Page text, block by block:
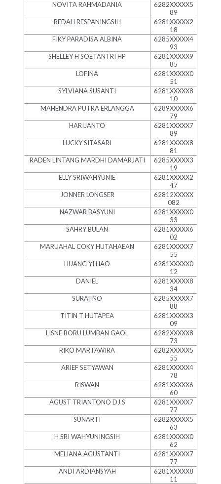
NOVITA RAHMADANIA
6282XXXXX5
89
REDAH RESPANINGSIH
6281XXXXX2
18
FIKY PARADISA ALBINA
6285XXXXX4
93
SHELLEY H SOETANTRI HP
6281XXXXX9
85
LOFINA
6281XXXXX0
51
SYLVIANA SUSANTI
6281XXXXX8
10
MAHENDRA PUTRA ERLANGGA
6289XXXXX6
79
HARIJANTO
6281XXXXX7
89
LUCKY SITASARI
6281XXXXX8
81
RADEN LINTANG MARDHI DAMARJATI
6285XXXXX3
19
ELLY SRIWAHYUNIE
6281XXXXX2
47
JONNER LONGSER
62812XXXXX
082
NAZWAR BASYUNI
6281XXXXX0
33
SAHRY BULAN
6281XXXXX6
02
MARUAHAL COKY HUTAHAEAN
6281XXXXX7
55
HUANG YI HAO
6281XXXXX0
12
DANIEL
6281XXXXX8
34
SURATNO
6285XXXXX7
88
TITIN T HUTAPEA
6281XXXXX3
09
LISNE BORU LUMBAN GAOL
6282XXXXX8
73
RIKO MARTAWIRA
6282XXXXX5
55
ARIEF SETYAWAN
6281XXXXX4
78
RISWAN
6281XXXXX6
60
AGUST TRIANTONO DJ S
6281XXXXX7
77
SUNARTI
6282XXXXX5
63
H SRI WAHYUNINGSIH
6281XXXXX0
62
MELIANA AGUSTANTI
6281XXXXX7
77
ANDI ARDIANSYAH
6281XXXXX8
11